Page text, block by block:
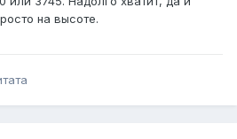
на высоте.